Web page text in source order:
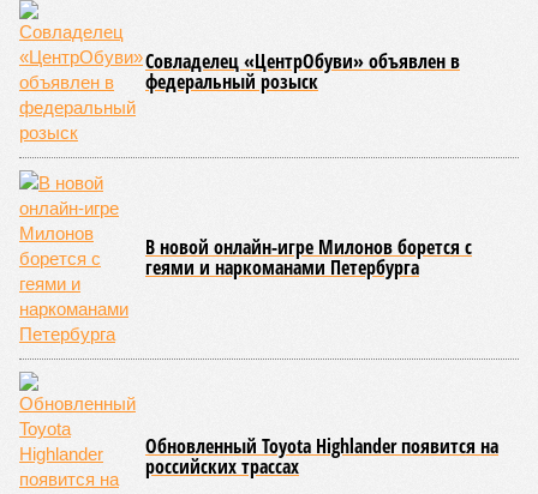
разрешение на ввод жилищного комплекса в эксплуатацию –
совсем недалеко, в паре станций метро южнее, на Люблинской
улице, картина, можно сказать, прямо противоположная.
Сюжет: Недвижимость
ЖК «Светлый мир «Станция Л»: та же группа компаний-
банкрот Seven Suns Development, та же
схема достройки через Capital Group осенью 2024 года, но
за прошедшие два года результатов, по словам дольщиков,
практически не видно. Поинформациииз профильных
порталов, первую очередь ЖК строители обещают сдать к
декабрю 2026 г., вторую – к марту 2028-го. Но никто при
этом из кураторов стройки не задается вопросом: как эти
сроки должны материализоваться? На строительной
площадке, по свидетельствам дольщиков, регулярно
бывающих у забора, какая-либо техника отсутствует. Ни
бетононасосов, ни работающих кранов, ни признаков
мобилизации подрядчиков. При том, что до «декабря 2026»
осталось менее полугода.